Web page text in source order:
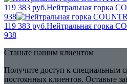
119 383 руб.Нейтральная горка
938
119 383 руб.Нейтральная горка
938
Станьте нашим клиентом
Получите доступ к специальным
постоянных клиентов. Оставьте